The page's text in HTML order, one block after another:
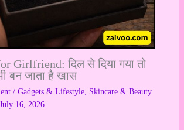
Girlfriend: दिल से दिया गया तो
बन जाता है खास
/ Gadgets & Lifestyle, Skincare & Beauty
July 16, 2026